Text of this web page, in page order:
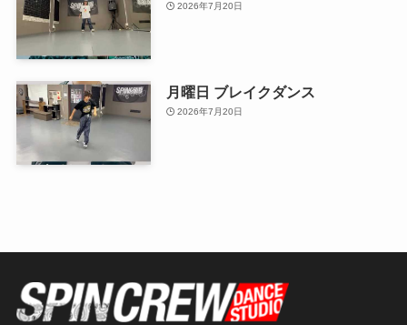
2026年7月20日
月曜日 ブレイクダンス
2026年7月20日